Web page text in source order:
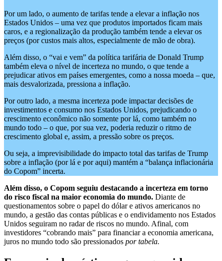
Por um lado, o aumento de tarifas tende a elevar a inflação nos
Estados Unidos – uma vez que produtos importados ficam mais
caros, e a regionalização da produção também tende a elevar os
preços (por custos mais altos, especialmente de mão de obra).
Além disso, o “vai e vem” da política tarifária de Donald Trump
também eleva o nível de incerteza no mundo, o que tende a
prejudicar ativos em países emergentes, como a nossa moeda – que,
mais desvalorizada, pressiona a inflação.
Por outro lado, a mesma incerteza pode impactar decisões de
investimentos e consumo nos Estados Unidos, prejudicando o
crescimento econômico não somente por lá, como também no
mundo todo – o que, por sua vez, poderia reduzir o ritmo de
crescimento global e, assim, a pressão sobre os preços.
Ou seja, a imprevisibilidade do impacto total das tarifas de Trump
sobre a inflação (por lá e por aqui) mantém a “balança inflacionária
do Copom” incerta.
Além disso, o Copom seguiu destacando a incerteza em torno
do risco fiscal na maior economia do mundo. Diante de
questionamentos sobre o papel do dólar e ativos americanos no
mundo, a gestão das contas públicas e o endividamento nos Estados
Unidos seguiram no radar de riscos no mundo. Afinal, com
investidores “cobrando mais” para financiar a economia americana,
juros no mundo todo são pressionados por tabela.